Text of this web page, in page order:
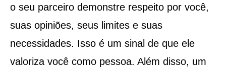
o seu parceiro demonstre respeito por você,
suas opiniões, seus limites e suas
necessidades. Isso é um sinal de que ele
valoriza você como pessoa. Além disso, um